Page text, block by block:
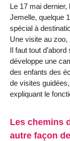
Le 17 mai dernier,
Jemelle, quelque
spécial à
Une visite au zoo,
Il faut tout
développe une
des enfants des
de visites
expliquant le
Les chemins
autre façon